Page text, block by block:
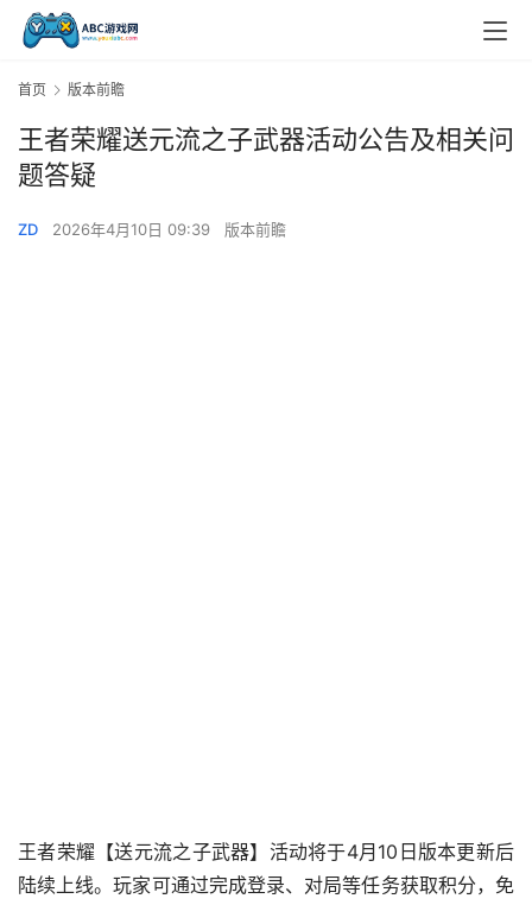
首页 版本前瞻
王者荣耀送元流之子武器活动公告及相关问
题答疑
ZD 2026年4月10日 09:39 版本前瞻
王者荣耀【送元流之子武器】活动将于4月10日版本更新后
陆续上线。玩家可通过完成登录、对局等任务获取积分，免